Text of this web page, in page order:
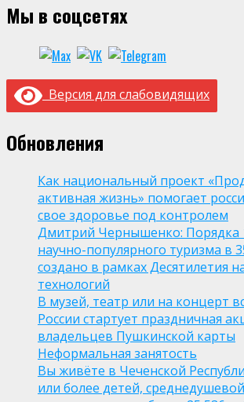
Мы в соцсетях
Версия для слабовидящих
Обновления
Как национальный проект
активная жизнь» помогает
свое здоровье под контролем
Дмитрий Чернышенко: Порядка
научно-популярного туризма в
создано в рамках Десятилетия
технологий
В музей, театр или на концерт
России стартует праздничная
владельцев Пушкинской карты
Неформальная занятость
Вы живёте в Чеченской
или более детей,